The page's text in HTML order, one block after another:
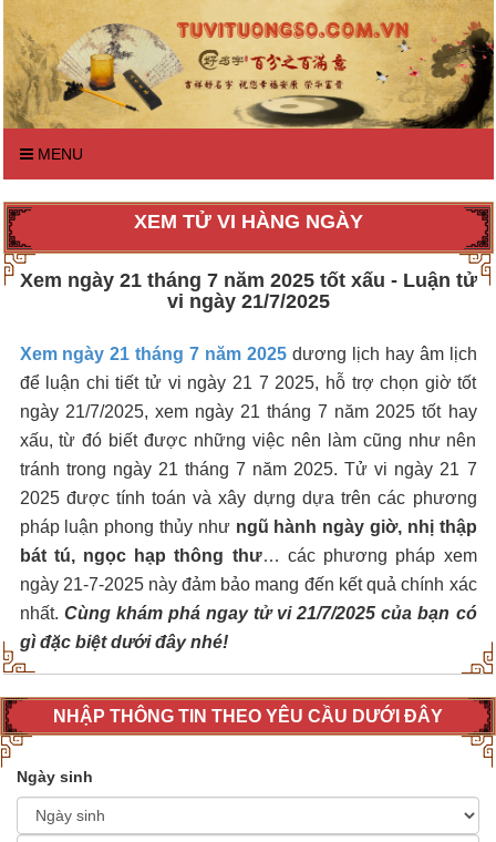
MENU
XEM TỬ VI HÀNG NGÀY
Xem ngày 21 tháng 7 năm 2025 tốt xấu - Luận tử
vi ngày 21/7/2025
Xem ngày 21 tháng 7 năm 2025dương lịch hay âm lịch
để luận chi tiết tử vi ngày 21 7 2025, hỗ trợ chọn giờ tốt
ngày 21/7/2025, xem ngày 21 tháng 7 năm 2025 tốt hay
xấu, từ đó biết được những việc nên làm cũng như nên
tránh trong ngày 21 tháng 7 năm 2025. Tử vi ngày 21 7
2025 được tính toán và xây dựng dựa trên các phương
pháp luận phong thủy như ngũ hành ngày giờ, nhị thập
bát tú, ngọc hạp thông thư… các phương pháp xem
ngày 21-7-2025 này đảm bảo mang đến kết quả chính xác
nhất. Cùng khám phá ngay tử vi 21/7/2025 của bạn có
gì đặc biệt dưới đây nhé!
NHẬP THÔNG TIN THEO YÊU CẦU DƯỚI ĐÂY
Ngày sinh